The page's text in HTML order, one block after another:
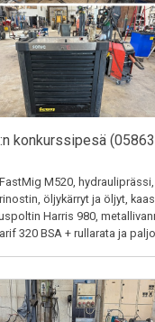
konkurssipesä
M520,
öljykärryt ja öljyt,
Harris 980,
320 BSA + rullarata ja